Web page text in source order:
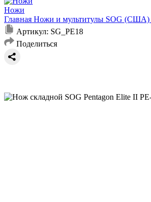
Ножи
Главная Ножи и мультитулы SOG (США)
Артикул: SG_PE18
Поделиться